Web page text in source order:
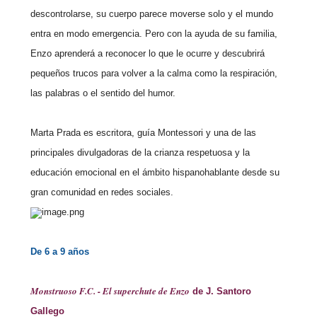
descontrolarse, su cuerpo parece moverse solo y el mundo
entra en modo emergencia. Pero con la ayuda de su familia,
Enzo aprenderá a reconocer lo que le ocurre y descubrirá
pequeños trucos para volver a la calma como la respiración,
las palabras o el sentido del humor.
Marta Pradaes escritora, guía Montessori y una de las
principales divulgadoras de la crianza respetuosa y la
educación emocional en el ámbito hispanohablante desde su
gran comunidad en redes sociales.
De 6 a 9 años
Monstruoso F.C. - El superchute de Enzo de J. Santoro
Gallego